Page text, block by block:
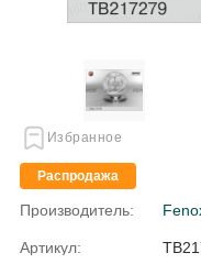
Избранное
Распродажа
Производитель:
Артикул: